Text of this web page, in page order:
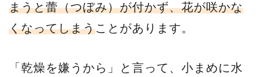
まうと蕾（つぼみ）が付かず、花が咲かな
くなってしまうことがあります。
「乾燥を嫌うから」と言って、小まめに水